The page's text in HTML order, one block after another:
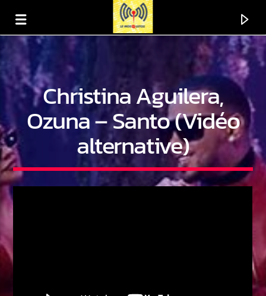
Christina Aguilera,
Ozuna – Santo (Vidéo
alternative)